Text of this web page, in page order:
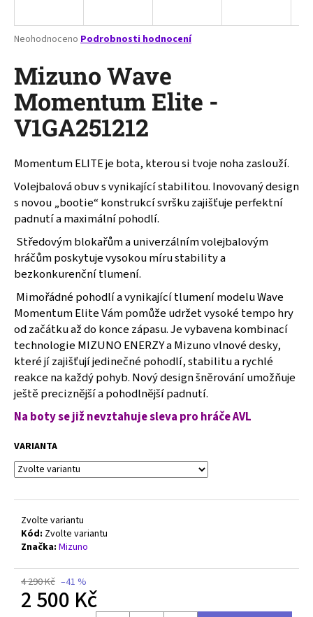
Průměrné
produktu
je
0,0
z
5
hvězdiček.
Neohodnoceno Podrobnosti hodnocení
Mizuno Wave
Momentum Elite -
V1GA251212
Momentum ELITE je bota, kterou si tvoje noha zaslouží.
Volejbalová obuv s vynikající stabilitou. Inovovaný design
s novou „bootie“ konstrukcí svršku zajišťuje perfektní
padnutí a maximální pohodlí.
Středovým blokařům a univerzálním volejbalovým
hráčům poskytuje vysokou míru stability a
bezkonkurenční tlumení.
Mimořádné pohodlí a vynikající tlumení modelu Wave
Momentum Elite Vám pomůže udržet vysoké tempo hry
od začátku až do konce zápasu. Je vybavena kombinací
technologie MIZUNO ENERZY a Mizuno vlnové desky,
které jí zajišťují jedinečné pohodlí, stabilitu a rychlé
reakce na každý pohyb. Nový design šněrování umožňuje
ještě preciznější a pohodlnější padnutí.
Na boty se již nevztahuje sleva pro hráče AVL
VARIANTA
Zvolte variantu
Kód: Zvolte variantu
Značka: Mizuno
4 290 Kč –41 %
2 500 Kč
j
t
?
HLEDAT
D
o
p
o
u
č
u
j
e
m
e
WAVE
ELITE
-
500
Kč
Původně:
990
Kč